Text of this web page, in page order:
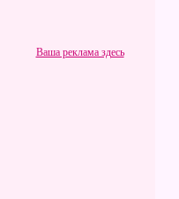
Ваша реклама здесь